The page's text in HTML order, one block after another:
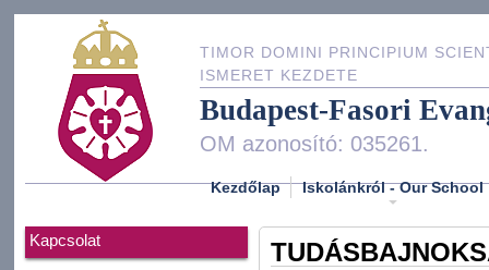
TIMOR DOMINI PRINCIPIUM
ISMERET KEZDETE
Budapest-Fasori
OM azonosító: 035261.
Kezdőlap Iskolánkról - Our School
Kapcsolat